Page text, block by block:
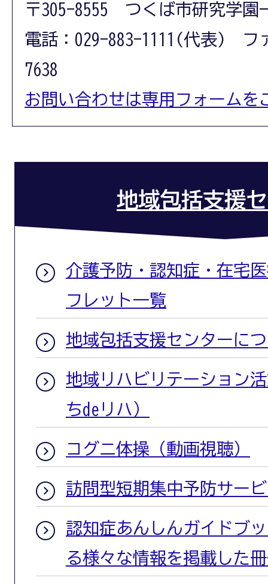
〒305-8555 つくば市研究学園
電話：029-883-1111(代表) フ
7638
お問い合わせは専用フォームを
地域包括支援
介護予防・認知症・在宅
フレット一覧
地域包括支援センターに
地域リハビリテーション
ちdeリハ）
コグニ体操（動画視聴）
訪問型短期集中予防サー
認知症あんしんガイドブ
る様々な情報を掲載した